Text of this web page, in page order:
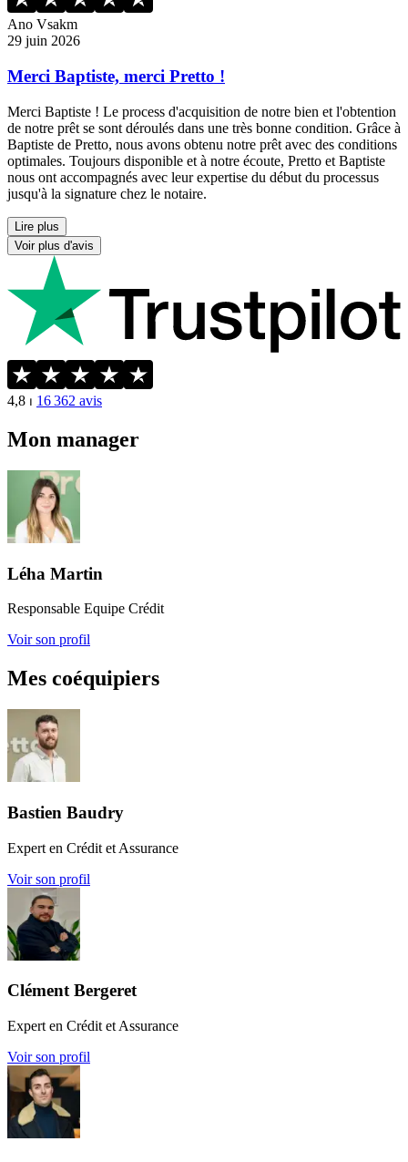
Ano Vsakm
29 juin 2026
Merci Baptiste, merci Pretto !
Merci Baptiste ! Le process d'acquisition de notre bien et l'obtention
de notre prêt se sont déroulés dans une très bonne condition. Grâce à
Baptiste de Pretto, nous avons obtenu notre prêt avec des conditions
optimales. Toujours disponible et à notre écoute, Pretto et Baptiste
nous ont accompagnés avec leur expertise du début du processus
jusqu'à la signature chez le notaire.
Lire plus
Voir plus d'avis
4,8 ⏐ 16 362 avis
Mon manager
Léha Martin
Responsable Equipe Crédit
Voir son profil
Mes coéquipiers
Bastien Baudry
Expert en Crédit et Assurance
Voir son profil
Clément Bergeret
Expert en Crédit et Assurance
Voir son profil